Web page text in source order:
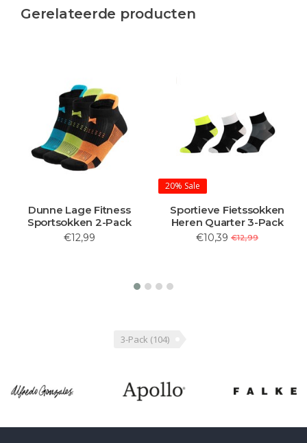
Gerelateerde producten
Dunne Lage Fitness
Sportsokken 2-Pack
€12,99
20% Sale
Sportieve Fietssokken
Heren Quarter 3-Pack
€10,39 €12,99
3-Pack (104)